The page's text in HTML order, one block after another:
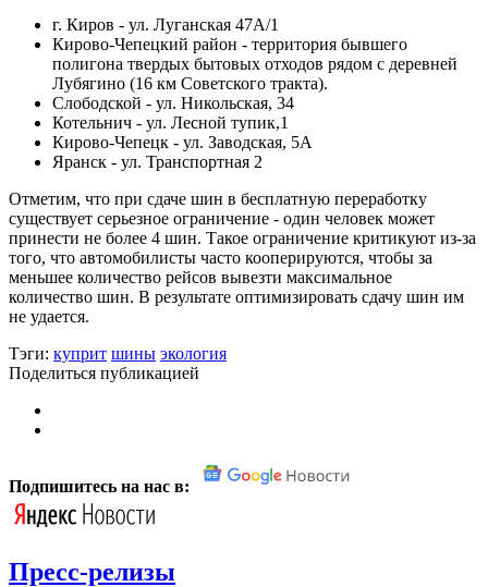
г. Киров - ул. Луганская 47А/1
Кирово-Чепецкий район - территория бывшего
полигона твердых бытовых отходов рядом с деревней
Лубягино (16 км Советского тракта).
Слободской - ул. Никольская, 34
Котельнич - ул. Лесной тупик,1
Кирово-Чепецк - ул. Заводская, 5А
Яранск - ул. Транспортная 2
Отметим, что при сдаче шин в бесплатную переработку
существует серьезное ограничение - один человек может
принести не более 4 шин. Такое ограничение критикуют из-за
того, что автомобилисты часто кооперируются, чтобы за
меньшее количество рейсов вывезти максимальное
количество шин. В результате оптимизировать сдачу шин им
не удается.
Тэги: куприт шины экология
Поделиться публикацией
Подпишитесь на нас в:
Пресс-релизы